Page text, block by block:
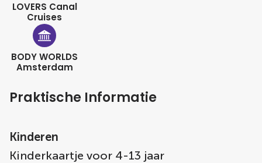
LOVERS Canal
Cruises
BODY WORLDS
Amsterdam
Praktische Informatie
Kinderen
Kinderkaartje voor 4-13 jaar